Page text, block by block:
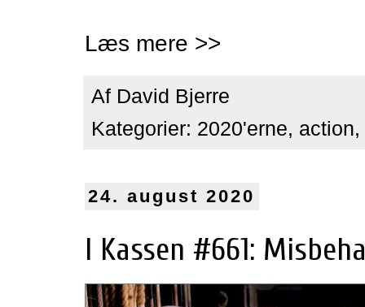
Læs mere >>
Af David Bjerre
Kategorier: 2020'erne, action,
24. august 2020
I Kassen #661: